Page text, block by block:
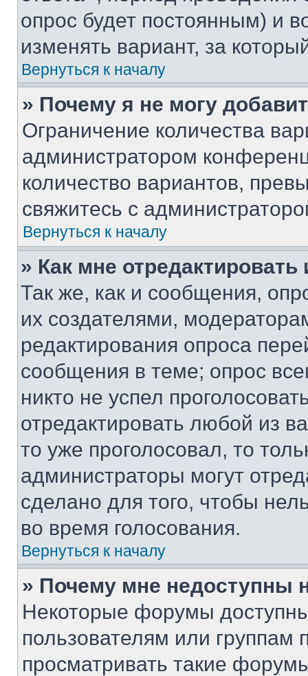
опрос будет постоянным) и
изменять вариант, за
Вернуться к началу
» Почему я не могу
Ограничение количества
администратором
количество вариантов,
свяжитесь с
Вернуться к началу
» Как мне
Так же, как и сообщения,
их создателями,
редактирования опроса
сообщения в теме; опрос
никто не успел
отредактировать любой из
то уже проголосовал, то
администраторы могут
сделано для того, чтобы
во время голосования.
Вернуться к началу
» Почему мне недоступны
Некоторые форумы
пользователям или группам
просматривать такие